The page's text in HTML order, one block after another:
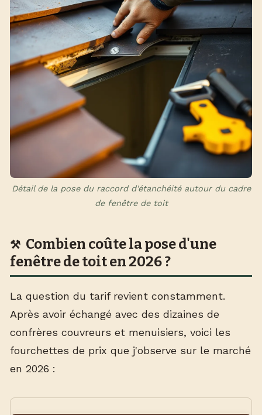
Détail de la pose du raccord d'étanchéité autour du cadre
de fenêtre de toit
Combien coûte la pose d'une
fenêtre de toit en 2026 ?
La question du tarif revient constamment.
Après avoir échangé avec des dizaines de
confrères couvreurs et menuisiers, voici les
fourchettes de prix que j'observe sur le marché
en 2026 :